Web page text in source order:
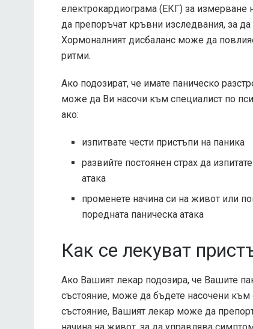
електрокардиограма (ЕКГ) за измерване
да препоръчат кръвни изследвания, за
Хормоналният дисбаланс може да
ритми.
Ако подозират, че имате паническо
може да Ви насочи към специалист по
ако:
изпитвате чести пристъпи на паника
развийте постоянен страх да
атака
променете начина си на живот или
поредната паническа атака
Как се лекуват
Ако Вашият лекар подозира, че Вашите
състояние, може да бъдете насочени
състояние, Вашият лекар може да